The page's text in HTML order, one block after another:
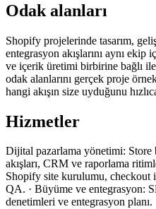
Odak alanları
Shopify projelerinde tasarım,
entegrasyon akışlarını aynı
ve içerik üretimi birbirine bağlı
odak alanlarını gerçek proje
hangi akışın size uyduğunu
Hizmetler
Dijital pazarlama yönetimi: Store
akışları, CRM ve raporlama
Shopify site kurulumu,
QA. · Büyüme ve entegrasyon:
denetimleri ve entegrasyon planı.